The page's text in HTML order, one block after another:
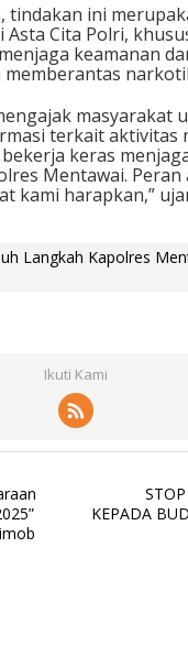
tindakan ini
Cita Polri,
keamanan
masyarakat
terkait aktivitas
keras
Mentawai.
kami harapkan,”
Langkah Kapolres
Ikuti Kami
KEPADA